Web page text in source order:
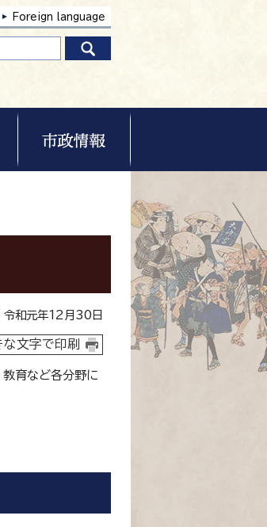
Foreign language
和元年12月30日
な文字で印刷
教育など各分野に